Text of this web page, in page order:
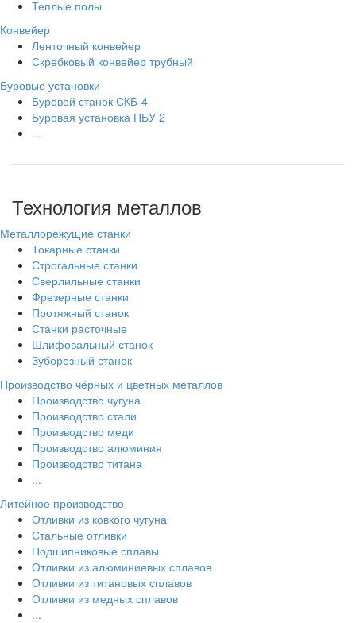
Теплые полы
Конвейер
Ленточный конвейер
Скребковый конвейер трубный
Буровые установки
Буровой станок СКБ-4
Буровая установка ПБУ 2
...
Технология металлов
Металлорежущие станки
Токарные станки
Строгальные станки
Сверлильные станки
Фрезерные станки
Протяжный станок
Станки расточные
Шлифовальный станок
Зуборезный станок
Производство чёрных и цветных металлов
Производство чугуна
Производство стали
Производство меди
Производство алюминия
Производство титана
...
Литейное производство
Отливки из ковкого чугуна
Стальные отливки
Подшипниковые сплавы
Отливки из алюминиевых сплавов
Отливки из титановых сплавов
Отливки из медных сплавов
...